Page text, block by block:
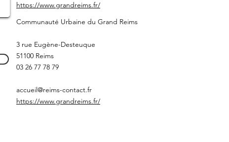
https://www.grandreims.fr/
Communauté Urbaine du Grand Reims
3 rue Eugène-Desteuque
51100 Reims
03 26 77 78 79
accueil@reims-contact.fr
https://www.grandreims.fr/